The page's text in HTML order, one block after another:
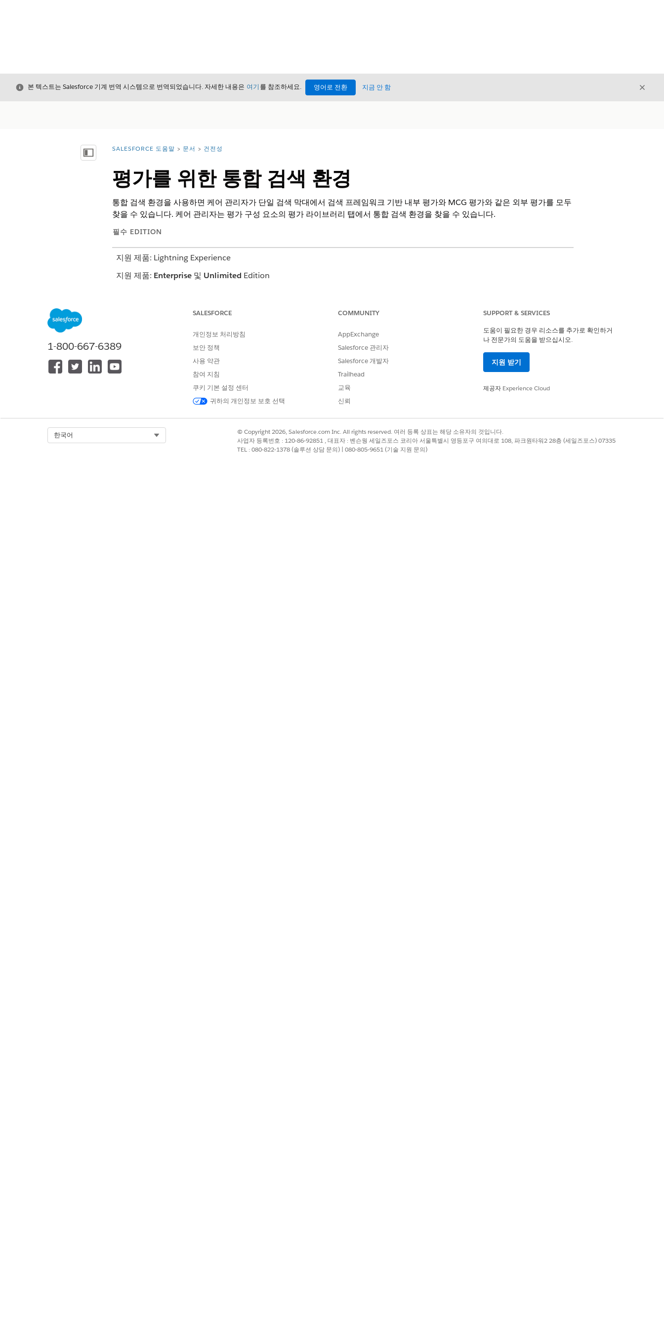
닫기본 텍스트는 Salesforce 기계 번역 시스템으로 번역되었습니다. 자세한 내용은 여기 를 참조하세요. 영어로 전환 지금 안 함 닫기
목차 표시 위치:
SALESFORCE 도움말 문서 건전성
평가를 위한 통합 검색 환경
통합 검색 환경을 사용하면 케어 관리자가 단일 검색 막대에서 검색 프레임워크 기반 내부 평가와 MCG 평가와 같은 외부 평가를 모두
찾을 수 있습니다. 케어 관리자는 평가 구성 요소의 평가 라이브러리 탭에서 통합 검색 환경을 찾을 수 있습니다.
필수 EDITION
지원 제품: Lightning Experience
지원 제품: Enterprise및 Unlimited Edition
이 기사를 통해 문제를 해결했습니까?
개선을 위한 의견을 보내주세요.
예 아니요
1-800-667-6389
SALESFORCE
개인정보 처리방침
보안 정책
사용 약관
참여 지침
쿠키 기본 설정 센터
귀하의 개인정보 보호 선택
COMMUNITY
AppExchange
Salesforce 관리자
Salesforce 개발자
Trailhead
교육
신뢰
SUPPORT & SERVICES
도움이 필요한 경우 리소스를 추가로 확인하거
나 전문가의 도움을 받으십시오.
지원 받기
제공자 Experience Cloud
한국어
© Copyright 2026, Salesforce.com Inc. All rights reserved. 여러 등록 상표는 해당 소유자의 것입니다.
사업자 등록번호 : 120-86-92851 , 대표자 : 벤슨웡 세일즈포스 코리아 서울특별시 영등포구 여의대로 108, 파크원타워2 28층 (세일즈포스) 07335
TEL : 080-822-1378 (솔루션 상담 문의) | 080-805-9651 (기술 지원 문의)